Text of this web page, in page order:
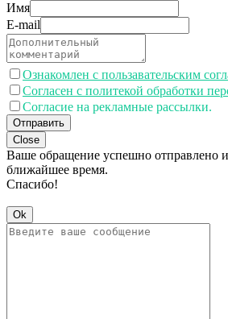
Имя
E-mail
Ознакомлен с пользавательским
Согласен с политекой обработки
Согласие на рекламные рассылки.
Отправить
Close
Ваше обращение успешно отправлено и
ближайшее время.
Спасибо!
Ok